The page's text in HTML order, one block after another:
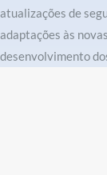
atualizações de
adaptações às
desenvolvimento